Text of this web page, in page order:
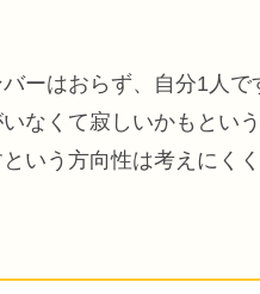
ーはおらず、自分1人で
なくて寂しいかもとい
いう方向性は考えにく